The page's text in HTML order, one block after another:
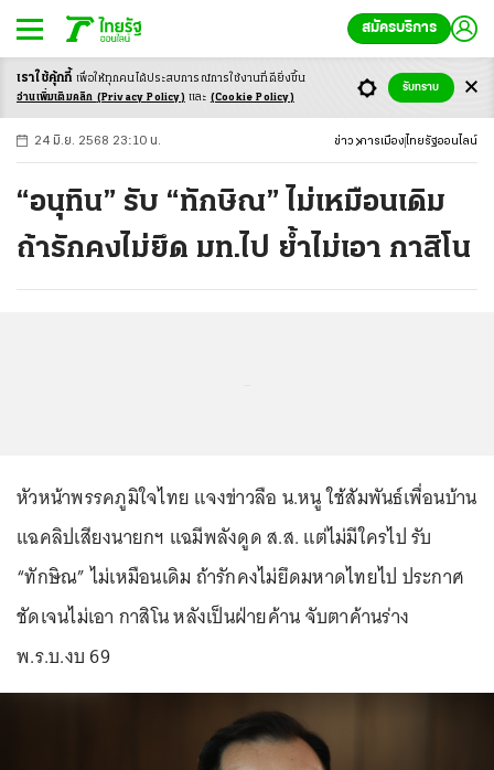
สมัครบริการ
-ก ก ก+
24 มิ.ย. 2568 23:10 น. ข่าว การเมือง ไทยรัฐออนไลน์
“อนุทิน” รับ “ทักษิณ” ไม่เหมือนเดิม
ถ้ารักคงไม่ยึด มท.ไป ย้ำไม่เอา กาสิโน
หัวหน้าพรรคภูมิใจไทย แจงข่าวลือ น.หนู ใช้สัมพันธ์เพื่อนบ้าน
แฉคลิปเสียงนายกฯ แฉมีพลังดูด ส.ส. แต่ไม่มีใครไป รับ
“ทักษิณ” ไม่เหมือนเดิม ถ้ารักคงไม่ยึดมหาดไทยไป ประกาศ
ชัดเจนไม่เอา กาสิโน หลังเป็นฝ่ายค้าน จับตาค้านร่าง
พ.ร.บ.งบ 69
เราใช้คุ้กกี้ เพื่อให้ทุกคนได้ประสบการณ์การใช้งานที่ดียิ่งขึ้น
อ่านเพิ่มเติมคลิก (Privacy Policy) และ (Cookie Policy)
รับทราบ